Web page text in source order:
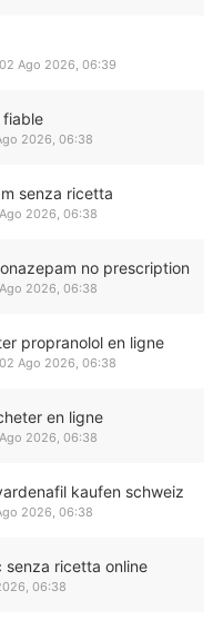
02 Ago 2026, 06:39
fiable
2026, 06:38
senza ricetta
2026, 06:38
no prescription
2026, 06:38
propranolol en ligne
02 Ago 2026, 06:38
en ligne
2026, 06:38
kaufen schweiz
2026, 06:38
ricetta online
06:38